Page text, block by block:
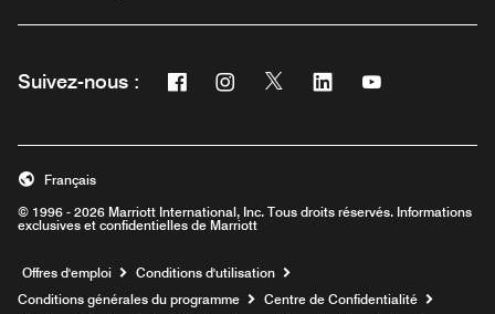
Suivez-nous : Facebook
Ouvre une nouvelle fenêtre
Instagram
Ouvre une nouvelle fenêtre
Twitter
Ouvre une nouvelle fenêtre
Linkedin
Ouvre une nouvelle
Ouvre une
© 1996 - 2026 Marriott International, Inc. Tous droits réservés. Informations
exclusives et confidentielles de Marriott
Français
Offres d'emploi Ouvre une nouvelle fenêtre
Conditions d'utilisation
Conditions générales du programme
Centre de Confidentialité